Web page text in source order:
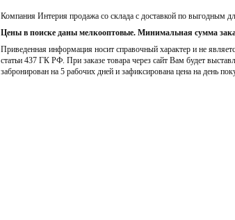
Компания Интерия продажа со склада с доставкой по выгодным
Цены в поиске даны мелкооптовые. Минимальная сумма
Приведенная информация носит справочный характер и не
статьи 437 ГК РФ. При заказе товара через сайт Вам будет
забронирован на 5 рабочих дней и зафиксирована цена на день